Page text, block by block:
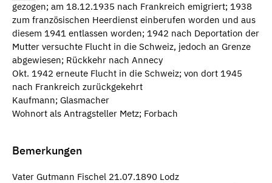
gezogen; am 18.12.1935 nach Frankreich emigriert; 1938
zum französischen Heerdienst einberufen worden und aus
diesem 1941 entlassen worden; 1942 nach Deportation der
Mutter versuchte Flucht in die Schweiz, jedoch an Grenze
abgewiesen; Rückkehr nach Annecy
Okt. 1942 erneute Flucht in die Schweiz; von dort 1945
nach Frankreich zurückgekehrt
Kaufmann; Glasmacher
Wohnort als Antragsteller Metz; Forbach
Bemerkungen
Vater Gutmann Fischel 21.07.1890 Lodz